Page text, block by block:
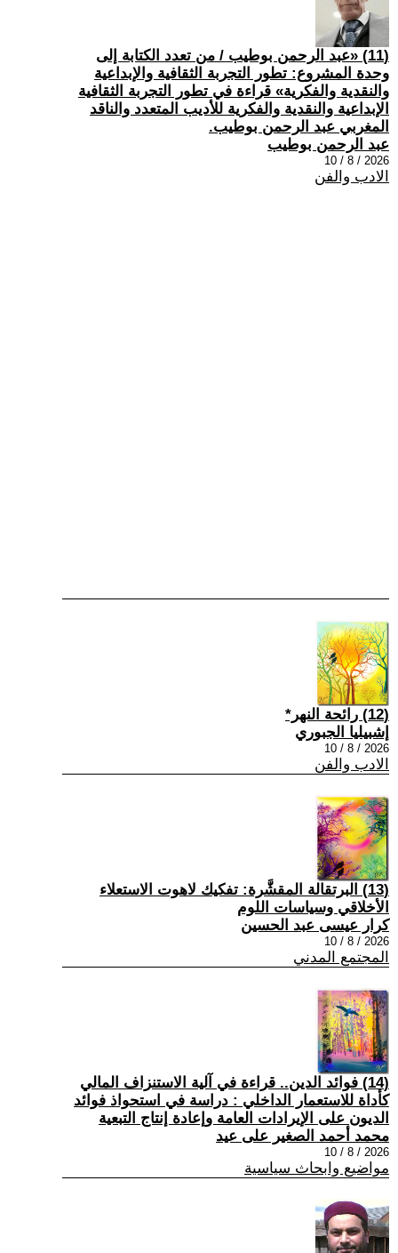
(11) «عبد الرحمن بوطيب / من تعدد الكتابة إلى
وحدة المشروع: تطور التجربة الثقافية والإبداعية
والنقدية والفكرية» قراءة في تطور التجربة الثقافية
الإبداعية والنقدية والفكرية للأديب المتعدد والناقد
المغربي عبد الرحمن بوطيب.
عبد الرحمن بوطيب
2026 / 8 / 10
الادب والفن
(12) رائحة النهر*
إشبيليا الجبوري
2026 / 8 / 10
الادب والفن
(13) البرتقالة المقشَّرة: تفكيك لاهوت الاستعلاء
الأخلاقي وسياسات اللوم
كرار عيسى عبد الحسين
2026 / 8 / 10
المجتمع المدني
(14) فوائد الدين.. قراءة في آلية الاستنزاف المالي
كأداة للاستعمار الداخلي : دراسة في استحواذ فوائد
الديون على الإيرادات العامة وإعادة إنتاج التبعية
محمد أحمد الصغير على عيد
2026 / 8 / 10
مواضيع وابحاث سياسية